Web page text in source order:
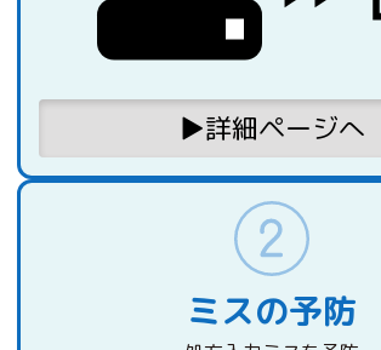
▶︎詳細ページへ
ミスの予防